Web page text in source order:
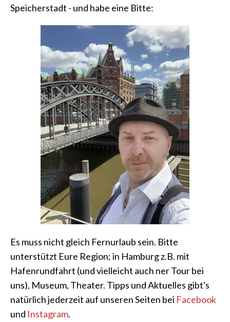
Speicherstadt - und habe eine Bitte:
Es muss nicht gleich Fernurlaub sein. Bitte
unterstützt Eure Region; in Hamburg z.B. mit
Hafenrundfahrt (und vielleicht auch ner Tour bei
uns), Museum, Theater. Tipps und Aktuelles gibt's
natürlich jederzeit auf unseren Seiten bei Facebook
und Instagram.